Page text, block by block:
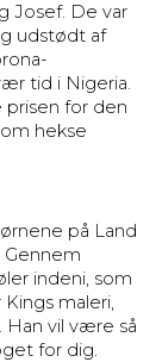
Josef. De var
udstødt af
tid i Nigeria.
for den
hekse
på Land
indeni, som
maleri,
Han vil være så
for dig.